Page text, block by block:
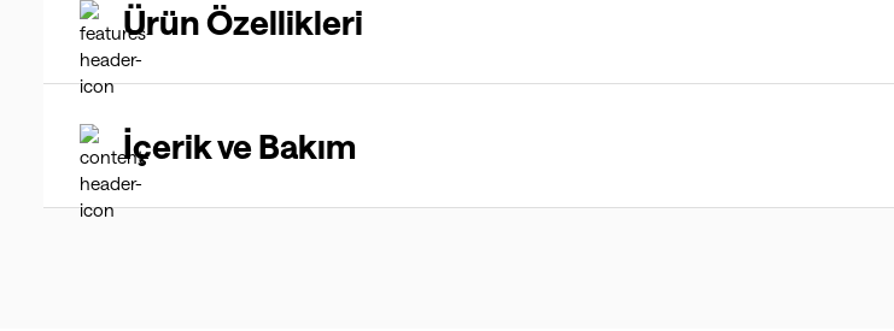
Ürün Özellikleri
İçerik ve Bakım